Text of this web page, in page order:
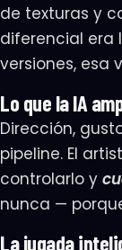
de texturas y
diferencial era
versiones, esa
Lo que la IA
Dirección,
pipeline. El
controlarlo y
nunca —
La jugada